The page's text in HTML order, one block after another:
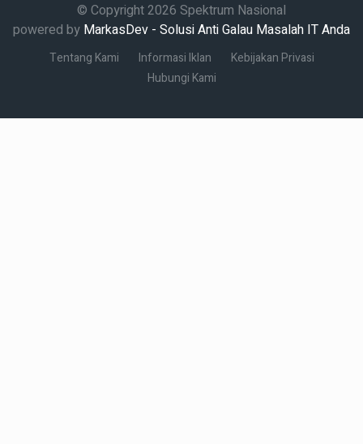
© Copyright 2026 Spektrum Nasional
powered by MarkasDev - Solusi Anti Galau Masalah IT Anda
Tentang Kami Informasi Iklan
Kebijakan Privasi
Hubungi Kami